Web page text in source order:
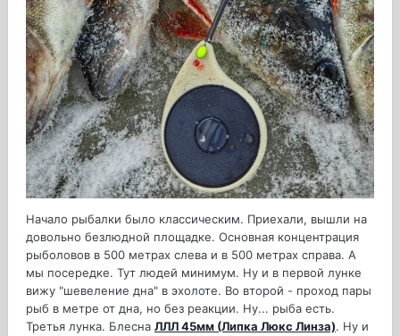
Начало рыбалки было классическим. Приехали, вышли на
довольно безлюдной площадке. Основная концентрация
рыболовов в 500 метрах слева и в 500 метрах справа. А
мы посередке. Тут людей минимум. Ну и в первой лунке
вижу "шевеление дна" в эхолоте. Во второй - проход пары
рыб в метре от дна, но без реакции. Ну... рыба есть.
Третья лунка. Блесна ЛЛЛ 45мм (Липка Люкс Линза). Ну и